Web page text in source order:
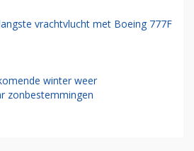
vrachtvlucht met Boeing 777F
winter weer
zonbestemmingen